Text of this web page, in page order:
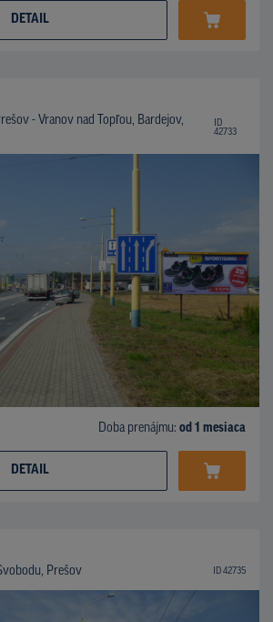
DETAIL
- Vranov nad Topľou, Bardejov,
ID
42733
Doba prenájmu: od 1 mesiaca
DETAIL
Prešov ID 42735